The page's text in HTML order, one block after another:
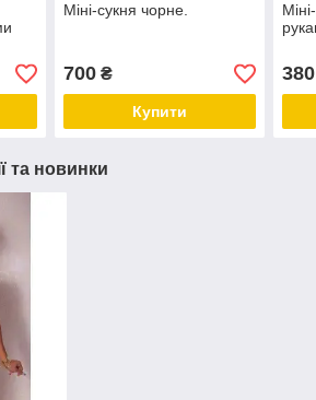
Міні-сукня чорне.
700₴
Купити
380
та новинки